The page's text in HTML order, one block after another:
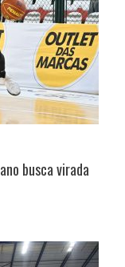
busca virada